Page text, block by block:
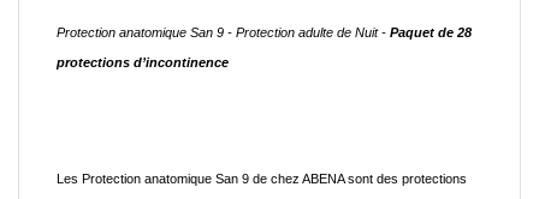
Protection anatomique San 9 - Protection adulte de Nuit - Paquet de 28
protections d’incontinence
Les Protection anatomique San 9 de chez ABENA sont des protections